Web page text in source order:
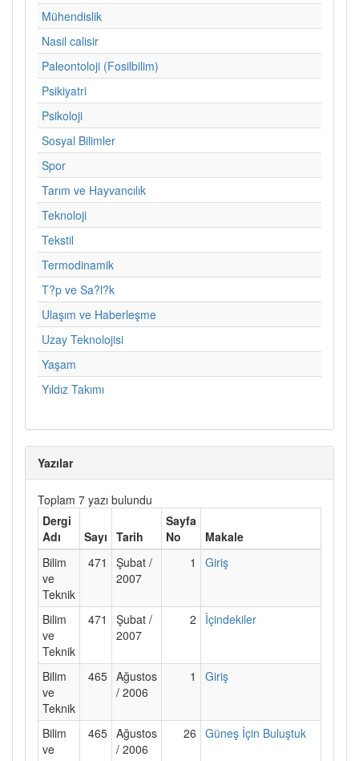
Mühendislik
Nasil calisir
Paleontoloji (Fosilbilim)
Psikiyatri
Psikoloji
Sosyal Bilimler
Spor
Tarım ve Hayvancılık
Teknoloji
Tekstil
Termodinamik
T?p ve Sa?l?k
Ulaşım ve Haberleşme
Uzay Teknolojisi
Yaşam
Yıldız Takımı
Yazılar
Toplam 7 yazı bulundu
Dergi
Adı
Sayı Tarih
Sayfa
No
Makale
Bilim
ve
Teknik
471
Şubat /
2007
1 Giriş
Bilim
ve
Teknik
471
Şubat /
2007
2 İçindekiler
Bilim
ve
Teknik
465 Ağustos
/ 2006
1 Giriş
Bilim
ve
465 Ağustos
/ 2006
26 Güneş İçin Buluştuk